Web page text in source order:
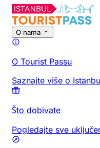
O nama
O Tourist Passu
Saznajte više o
Što dobivate
Pogledajte sve